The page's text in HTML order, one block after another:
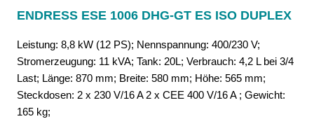
ENDRESS ESE 1006 DHG-GT ES ISO DUPLEX
Leistung: 8,8 kW (12 PS); Nennspannung: 400/230 V;
Stromerzeugung: 11 kVA; Tank: 20L; Verbrauch: 4,2 L bei 3/4
Last; Länge: 870 mm; Breite: 580 mm; Höhe: 565 mm;
Steckdosen: 2 x 230 V/16 A 2 x CEE 400 V/16 A ; Gewicht:
165 kg;